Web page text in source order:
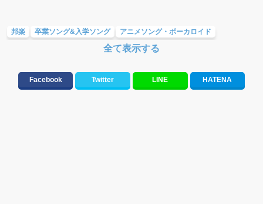
邦楽 卒業ソング&入学ソング アニメソング・ボーカロイド
友達&友情ソング・青春ソング
大切な人に贈る歌&ありがとうソング(感謝の歌) お別れの曲・旅立ちの歌
全て表示する
Facebook Twitter LINE HATENA